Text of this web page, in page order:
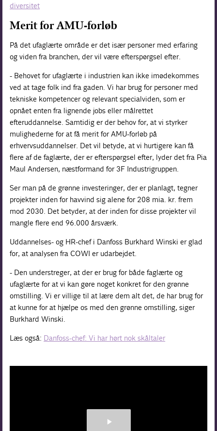
diversitet
Merit for AMU-forløb
På det ufaglærte område er det især personer med erfaring
og viden fra branchen, der vil være efterspørgsel efter.
- Behovet for ufaglærte i industrien kan ikke imødekommes
ved at tage folk ind fra gaden. Vi har brug for personer med
tekniske kompetencer og relevant specialviden, som er
opnået enten fra lignende jobs eller målrettet
efteruddannelse. Samtidig er der behov for, at vi styrker
mulighederne for at få merit for AMU-forløb på
erhvervsuddannelser. Det vil betyde, at vi hurtigere kan få
flere af de faglærte, der er efterspørgsel efter, lyder det fra Pia
Maul Andersen, næstformand for 3F Industrigruppen.
Ser man på de grønne investeringer, der er planlagt, tegner
projekter inden for havvind sig alene for 208 mia. kr. frem
mod 2030. Det betyder, at der inden for disse projekter vil
mangle flere end 96.000 årsværk.
Uddannelses- og HR-chef i Danfoss Burkhard Winski er glad
for, at analysen fra COWI er udarbejdet.
- Den understreger, at der er brug for både faglærte og
ufaglærte for at vi kan gøre noget konkret for den grønne
omstilling. Vi er villige til at lære dem alt det, de har brug for
at kunne for at hjælpe os med den grønne omstilling, siger
Burkhard Winski.
Læs også: Danfoss-chef: Vi har hørt nok skåltaler